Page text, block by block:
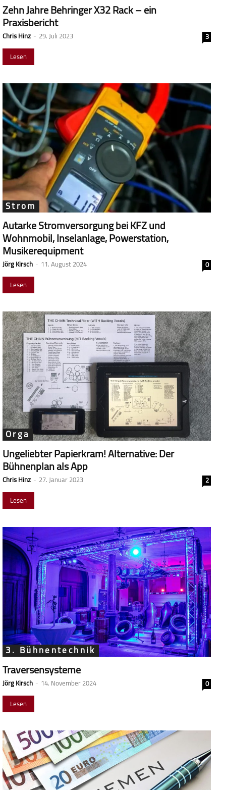
Zehn Jahre Behringer X32 Rack – ein
Praxisbericht
Chris Hinz - 29. Juli 2023
3
Lesen
Strom
Autarke Stromversorgung bei KFZ und
Wohnmobil, Inselanlage, Powerstation,
Musikerequipment
Jörg Kirsch - 11. August 2024
0
Lesen
Orga
Ungeliebter Papierkram! Alternative: Der
Bühnenplan als App
Chris Hinz - 27. Januar 2023
2
Lesen
3. Bühnentechnik
Traversensysteme
Jörg Kirsch - 14. November 2024
0
Lesen